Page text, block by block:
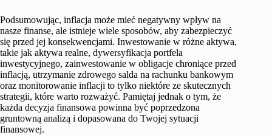
Podsumowując, inflacja może mieć negatywny wpływ na
nasze finanse, ale istnieje wiele sposobów, aby zabezpieczyć
się przed jej konsekwencjami. Inwestowanie w różne aktywa,
takie jak aktywa realne, dywersyfikacja portfela
inwestycyjnego, zainwestowanie w obligacje chroniące przed
inflacją, utrzymanie zdrowego salda na rachunku bankowym
oraz monitorowanie inflacji to tylko niektóre ze skutecznych
strategii, które warto rozważyć. Pamiętaj jednak o tym, że
każda decyzja finansowa powinna być poprzedzona
gruntowną analizą i dopasowana do Twojej sytuacji
finansowej.